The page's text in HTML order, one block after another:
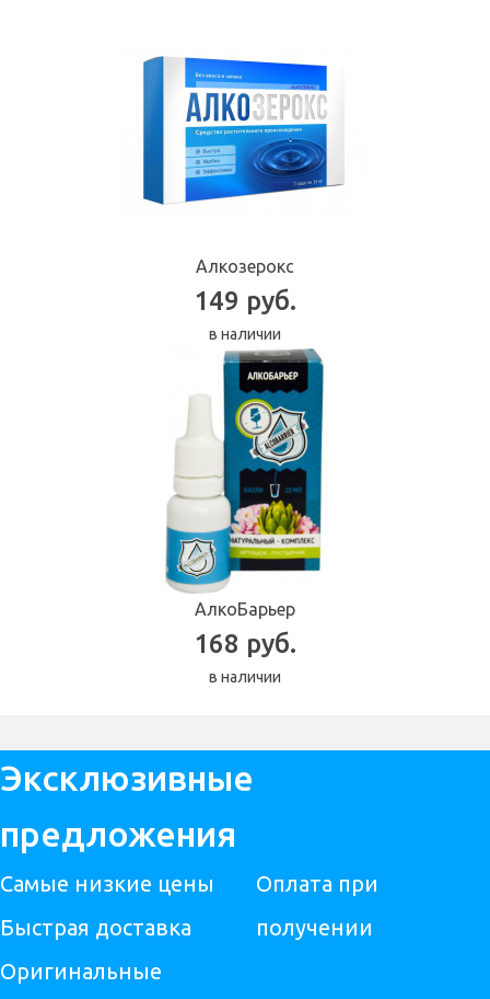
Алкозерокс
149 руб.
в наличии
АлкоБарьер
168 руб.
в наличии
Эксклюзивные
предложения
Самые низкие цены
Быстрая доставка
Оригинальные
Оплата при
получении